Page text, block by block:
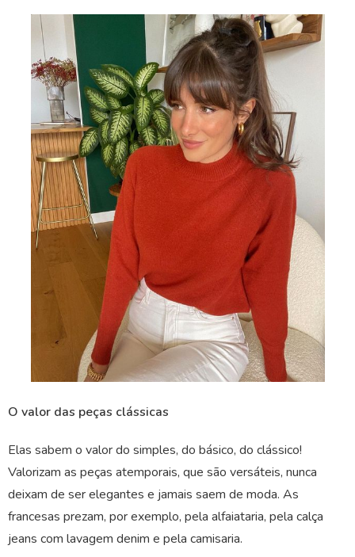
O valor das peças clássicas
Elas sabem o valor do simples, do básico, do clássico!
Valorizam as peças atemporais, que são versáteis, nunca
deixam de ser elegantes e jamais saem de moda. As
francesas prezam, por exemplo, pela alfaiataria, pela calça
jeans com lavagem denim e pela camisaria.